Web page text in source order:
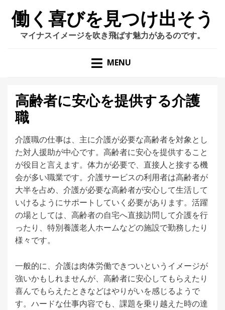
働く喜びを見つけ出そう
マイナスイメージを吹き飛ばす魅力があるのです。
MENU
高齢者に安心を提供する介護
職
介護職の仕事は、主に介護が必要な高齢者を対象とし
た対人援助が中心です。高齢者に安心を提供すること
が役目と言えます。体力が必要で、直接人と接する機
会が多い職業です。介護サービスの利用者は高齢者が
大半を占め、介護が必要な高齢者が安心して生活して
いけるようにサポートしていく必要があります。活躍
の場としては、高齢者の自宅へ直接訪問して介護を行
ったり、特別養護老人ホームなどの施設で勤務したり
様々です。
一般的に、介護は肉体労働できついというイメージが
強いかもしれませんが、高齢者に安心してもらえたり
喜んでもらえたときなどはやりがいを感じるようで
す。ハードな仕事内容でも、課題を乗り越えた時の達